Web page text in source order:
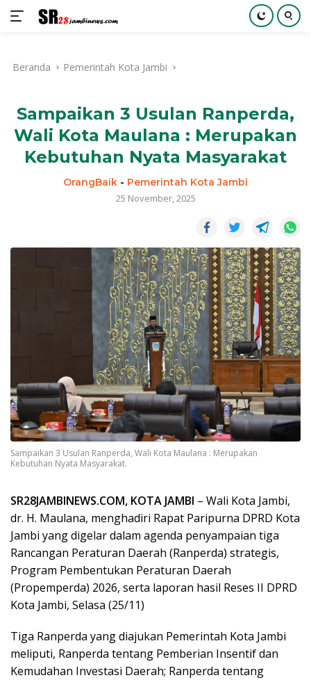
kontenBeranda Pemerintah Kota Jambi
Sampaikan 3 Usulan Ranperda,
Wali Kota Maulana : Merupakan
Kebutuhan Nyata Masyarakat
OrangBaik - Pemerintah Kota Jambi
25 November, 2025
Sampaikan 3 Usulan Ranperda, Wali Kota Maulana : Merupakan
Kebutuhan Nyata Masyarakat.
SR28JAMBINEWS.COM, KOTA JAMBI – Wali Kota Jambi,
dr. H. Maulana, menghadiri Rapat Paripurna DPRD Kota
Jambi yang digelar dalam agenda penyampaian tiga
Rancangan Peraturan Daerah (Ranperda) strategis,
Program Pembentukan Peraturan Daerah
(Propemperda) 2026, serta laporan hasil Reses II DPRD
Kota Jambi, Selasa (25/11)
Tiga Ranperda yang diajukan Pemerintah Kota Jambi
meliputi, Ranperda tentang Pemberian Insentif dan
Kemudahan Investasi Daerah; Ranperda tentang